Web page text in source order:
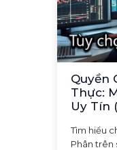
Quyền
Thực:
Uy Tín
Tìm hiểu
Phân trên